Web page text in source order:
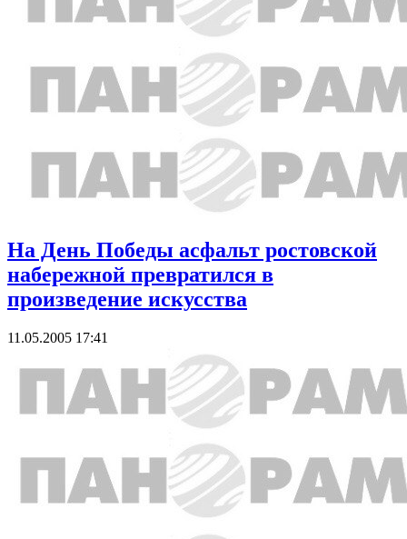
На День Победы асфальт ростовской
набережной превратился в
произведение искусства
11.05.2005 17:41